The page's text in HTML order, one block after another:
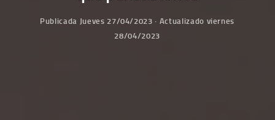
Publicada Jueves 27/04/2023 · Actualizado viernes
28/04/2023